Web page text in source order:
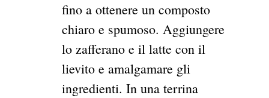
fino a ottenere un composto
chiaro e spumoso. Aggiungere
lo zafferano e il latte con il
lievito e amalgamare gli
ingredienti. In una terrina